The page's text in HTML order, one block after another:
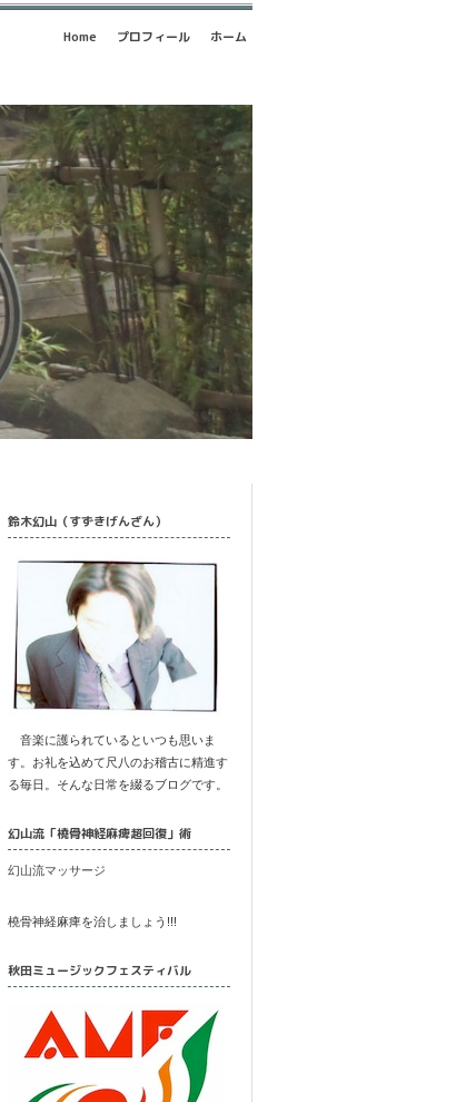
Home プロフィール ホーム
鈴木幻山（すずきげんざん）
音楽に護られているといつも思いま
す。お礼を込めて尺八のお稽古に精進す
る毎日。そんな日常を綴るブログです。
幻山流「橈骨神経麻痺超回復」術
幻山流マッサージ
橈骨神経麻痺を治しましょう!!!
秋田ミュージックフェスティバル